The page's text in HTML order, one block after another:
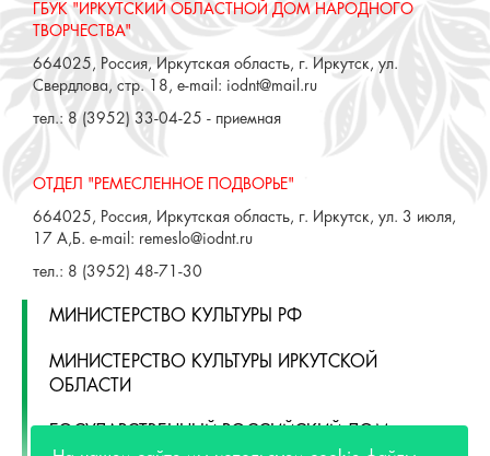
ГБУК "ИРКУТСКИЙ ОБЛАСТНОЙ ДОМ НАРОДНОГО
ТВОРЧЕСТВА"
664025, Россия, Иркутская область, г. Иркутск, ул.
Свердлова, стр. 18, e-mail: iodnt@mail.ru
тел.: 8 (3952) 33-04-25 - приемная
ОТДЕЛ "РЕМЕСЛЕННОЕ ПОДВОРЬЕ"
664025, Россия, Иркутская область, г. Иркутск, ул. 3 июля,
17 А,Б. e-mail: remeslo@iodnt.ru
тел.: 8 (3952) 48-71-30
МИНИСТЕРСТВО КУЛЬТУРЫ РФ
МИНИСТЕРСТВО КУЛЬТУРЫ ИРКУТСКОЙ
ОБЛАСТИ